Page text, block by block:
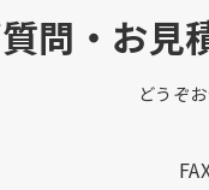
問・お見
どうぞ